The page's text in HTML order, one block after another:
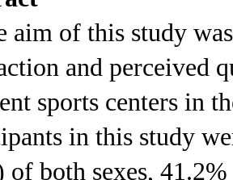
of this study
and perceived
sports centers in
in this study
of both sexes,